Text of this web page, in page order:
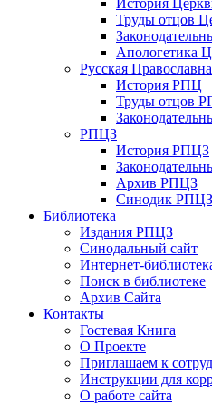
Труды отцов
Апологетика
Русская
История РПЦ
Труды отцов
РПЦЗ
История РПЦЗ
Архив РПЦЗ
Синодик РПЦЗ
Библиотека
Издания РПЦЗ
Синодальный сайт
Интернет-
Поиск в библиотеке
Архив Сайта
Контакты
Гостевая Книга
О Проекте
Приглашаем к
Инструкции для
О работе сайта